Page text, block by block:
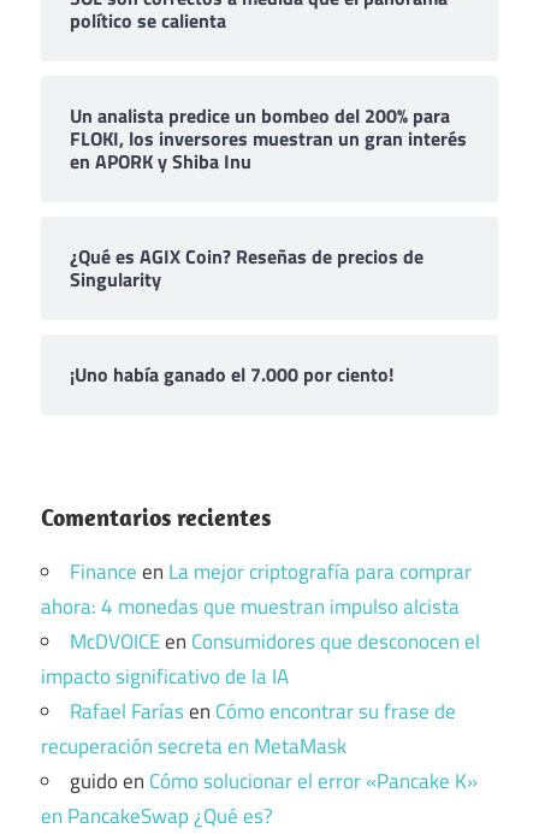
político se calienta
Un analista predice un bombeo del 200% para
FLOKI, los inversores muestran un gran interés
en APORK y Shiba Inu
¿Qué es AGIX Coin? Reseñas de precios de
Singularity
¡Uno había ganado el 7.000 por ciento!
Comentarios recientes
Financeen La mejor criptografía para comprar
ahora: 4 monedas que muestran impulso alcista
McDVOICEen Consumidores que desconocen el
impacto significativo de la IA
Rafael Faríasen Cómo encontrar su frase de
recuperación secreta en MetaMask
guidoen Cómo solucionar el error «Pancake K»
en PancakeSwap ¿Qué es?